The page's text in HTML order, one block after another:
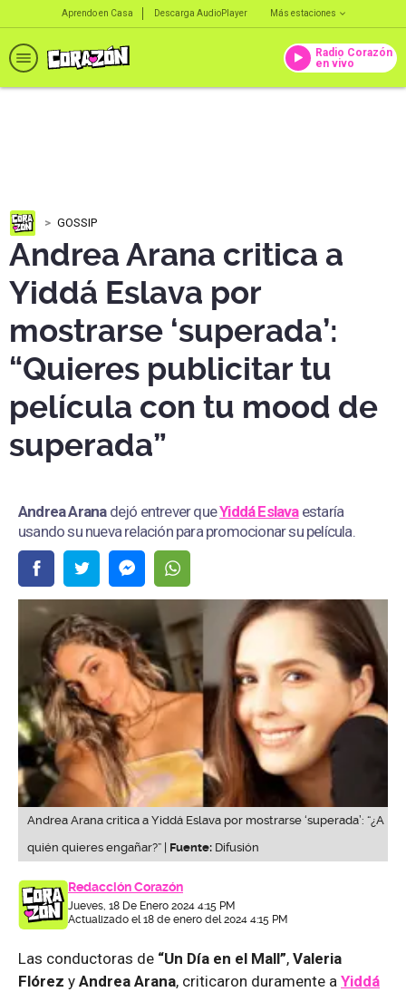
Aprendo en Casa Descarga AudioPlayer Más estaciones
Radio Corazón
en vivo
GOSSIP
Andrea Arana critica a
Yiddá Eslava por
mostrarse ‘superada’:
“Quieres publicitar tu
película con tu mood de
superada”
Andrea Arana dejó entrever queYiddá Eslavaestaría
usando su nueva relación para promocionar su película.
Andrea Arana critica a Yiddá Eslava por mostrarse ‘superada’: “¿A
quién quieres engañar?” | Fuente: Difusión
Redacción Corazón
Jueves, 18 De Enero 2024 4:15 PM
Actualizado el 18 de enero del 2024 4:15 PM
Las conductoras de “Un Día en el Mall”, Valeria
Flórez y Andrea Arana, criticaron duramente a Yiddá